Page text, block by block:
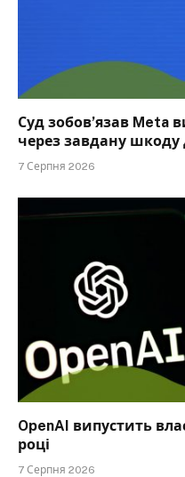
Суд зобов’язав
через завдану шкоду
7 Серпня 2026
OpenAI випустить
році
7 Серпня 2026